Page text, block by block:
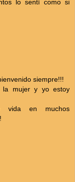
lo sentí como si
siempre!!!
mujer y yo estoy
vida en muchos